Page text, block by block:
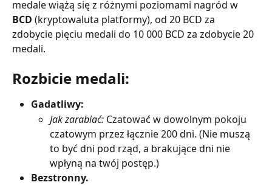
medale wiążą się z różnymi poziomami nagród w
BCD (kryptowaluta platformy), od 20 BCD za
zdobycie pięciu medali do 10 000 BCD za zdobycie 20
medali.
Rozbicie medali:
Gadatliwy:
Jak zarabiać: Czatować w dowolnym pokoju
czatowym przez łącznie 200 dni. (Nie muszą
to być dni pod rząd, a brakujące dni nie
wpłyną na twój postęp.)
Bezstronny.